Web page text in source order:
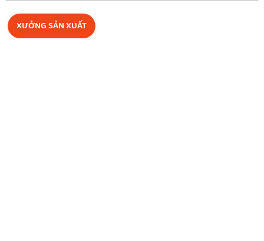
XƯỞNG SẢN XUẤT